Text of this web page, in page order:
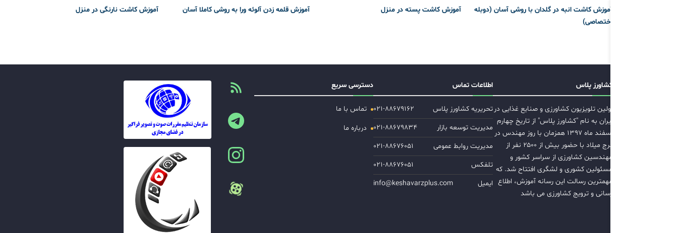
آموزش کاشت انبه در گلدان با روشی آسان (دوبله
اختصاصی)
آموزش کاشت پسته در منزل آموزش قلمه زدن آلوئه ورا به روشی کاملا آسان آموزش کاشت نارنگی در منزل
کشاورز پلاس
اولین تلویزیون کشاورزی و صنایع غذایی در
ایران به نام "کشاورز پلاس" از تاریخ چهارم
اسفند ماه ۱۳۹۷ همزمان با روز مهندس در
برج میلاد با حضور بیش از ۲۵۰۰ نفر از
مهندسین کشاورزی از سراسر کشور و
مسئولین کشوری و لشگری افتتاح شد. که
مهمترین رسالت این رسانه آموزش، اطلاع
رسانی و ترویج کشاورزی می باشد
اطلاعات تماس
تحریریه کشاورز پلاس
۰۲۱-۸۸۶۷۹۱۶۲
مدیریت توسعه بازار
۰۲۱-۸۸۶۷۹۸۳۴
مدیریت روابط عمومی
۰۲۱-۸۸۶۷۶۰۵۱
تلفکس
۰۲۱-۸۸۶۷۶۰۵۱
ایمیل
info@keshavarzplus.com
دسترسی سریع
تماس با ما
درباره ما